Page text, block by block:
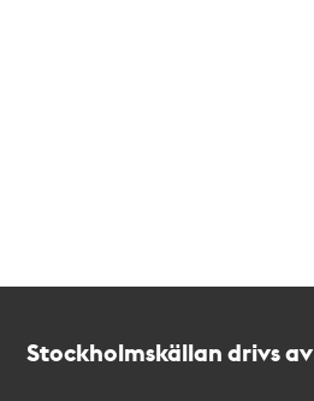
Stockholmskällan drivs av